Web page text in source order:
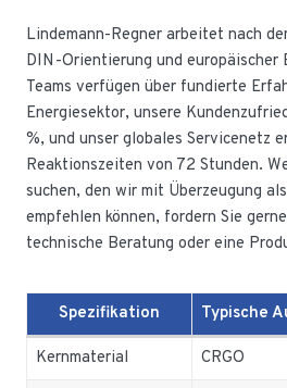
Lindemann-Regner arbeitet nach
DIN-Orientierung und
Teams verfügen über fundierte
Energiesektor, unsere
%, und unser globales Servicenetz
Reaktionszeiten von 72 Stunden.
suchen, den wir mit Überzeugung als
empfehlen können, fordern Sie
technische Beratung oder eine
Spezifikation Typische
Kernmaterial CRGO